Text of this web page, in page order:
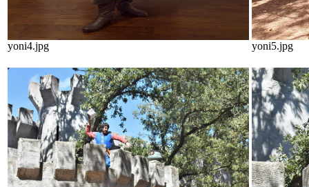
yoni4.jpg yoni5.jpg